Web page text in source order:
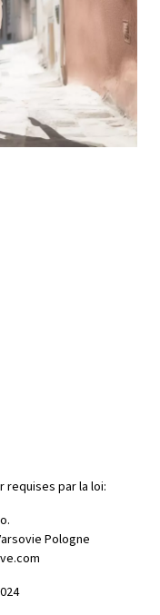
requises par la loi:
Pologne